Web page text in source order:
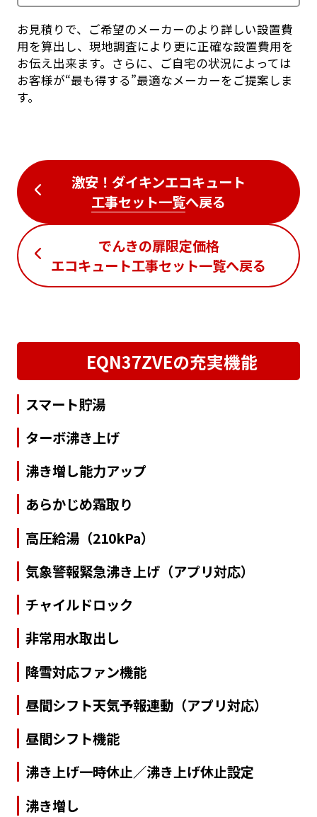
お見積りで、ご希望のメーカーのより詳しい設置費
用を算出し、現地調査により更に正確な設置費用を
お伝え出来ます。さらに、ご自宅の状況によっては
お客様が“最も得する”最適なメーカーをご提案しま
す。
激安！ダイキンエコキュート
工事セット一覧へ戻る
でんきの扉限定価格
エコキュート工事セット一覧へ戻る
EQN37ZVEの充実機能
スマート貯湯
ターボ沸き上げ
沸き増し能力アップ
あらかじめ霜取り
高圧給湯（210kPa）
気象警報緊急沸き上げ（アプリ対応）
チャイルドロック
非常用水取出し
降雪対応ファン機能
昼間シフト天気予報連動（アプリ対応）
昼間シフト機能
沸き上げ一時休止／沸き上げ休止設定
沸き増し